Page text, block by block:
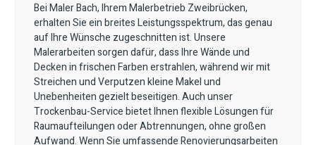
Bei Maler Bach, Ihrem Malerbetrieb Zweibrücken,
erhalten Sie ein breites Leistungsspektrum, das genau
auf Ihre Wünsche zugeschnitten ist. Unsere
Malerarbeiten sorgen dafür, dass Ihre Wände und
Decken in frischen Farben erstrahlen, während wir mit
Streichen und Verputzen kleine Makel und
Unebenheiten gezielt beseitigen. Auch unser
Trockenbau-Service bietet Ihnen flexible Lösungen für
Raumaufteilungen oder Abtrennungen, ohne großen
Aufwand. Wenn Sie umfassende Renovierungsarbeiten